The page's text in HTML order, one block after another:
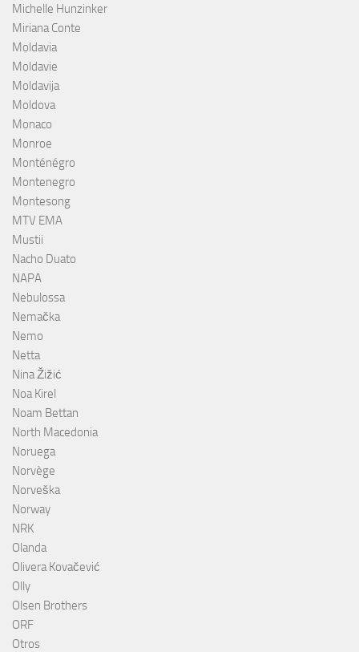
Michelle Hunzinker
Miriana Conte
Moldavia
Moldavie
Moldavija
Moldova
Monaco
Monroe
Monténégro
Montenegro
Montesong
MTV EMA
Mustii
Nacho Duato
NAPA
Nebulossa
Nemačka
Nemo
Netta
Nina Žižić
Noa Kirel
Noam Bettan
North Macedonia
Noruega
Norvège
Norveška
Norway
NRK
Olanda
Olivera Kovačević
Olly
Olsen Brothers
ORF
Otros